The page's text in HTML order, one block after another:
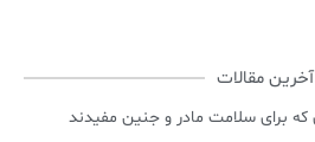
آخرین مقالات